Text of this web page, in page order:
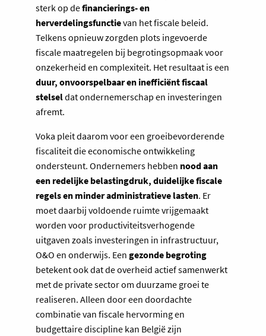
sterk op definancierings- en
herverdelingsfunctievan het fiscale beleid.
Telkens opnieuw zorgden plots ingevoerde
fiscale maatregelen bij begrotingsopmaak voor
onzekerheid en complexiteit. Het resultaat is een
duur, onvoorspelbaar en inefficiënt fiscaal
stelseldat ondernemerschap en investeringen
afremt.
Voka pleit daarom voor een groeibevorderende
fiscaliteit die economische ontwikkeling
ondersteunt. Ondernemers hebben nood aan
een redelijke belastingdruk, duidelijke fiscale
regels en minder administratieve lasten. Er
moet daarbij voldoende ruimte vrijgemaakt
worden voor productiviteitsverhogende
uitgaven zoals investeringen in infrastructuur,
O&O en onderwijs. Een gezonde begroting
betekent ook dat de overheid actief samenwerkt
met de private sector om duurzame groei te
realiseren. Alleen door een doordachte
combinatie van fiscale hervorming en
budgettaire discipline kan België zijn